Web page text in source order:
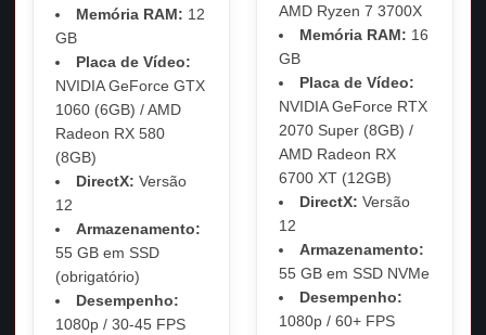
Memória RAM: 12
GB
Placa de Vídeo:
NVIDIA GeForce GTX
1060 (6GB) / AMD
Radeon RX 580
(8GB)
DirectX: Versão
12
Armazenamento:
55 GB em SSD
(obrigatório)
Desempenho:
1080p / 30-45 FPS
AMD Ryzen 7 3700X
Memória RAM: 16
GB
Placa de Vídeo:
NVIDIA GeForce RTX
2070 Super (8GB) /
AMD Radeon RX
6700 XT (12GB)
DirectX: Versão
12
Armazenamento:
55 GB em SSD NVMe
Desempenho:
1080p / 60+ FPS